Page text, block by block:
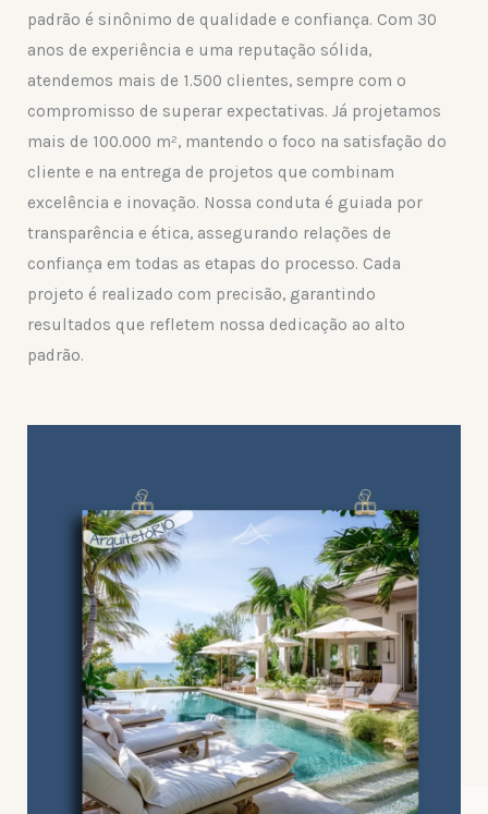
padrão é sinônimo de qualidade e confiança. Com 30
anos de experiência e uma reputação sólida,
atendemos mais de 1.500 clientes, sempre com o
compromisso de superar expectativas. Já projetamos
mais de 100.000 m², mantendo o foco na satisfação do
cliente e na entrega de projetos que combinam
excelência e inovação. Nossa conduta é guiada por
transparência e ética, assegurando relações de
confiança em todas as etapas do processo. Cada
projeto é realizado com precisão, garantindo
resultados que refletem nossa dedicação ao alto
padrão.